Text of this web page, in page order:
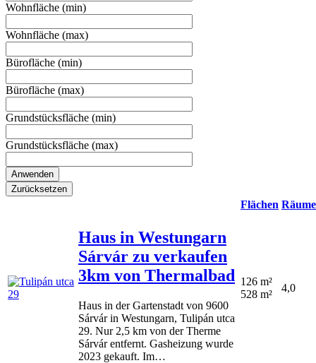
Wohnfläche (min)
Wohnfläche (max)
Bürofläche (min)
Bürofläche (max)
Grundstücksfläche (min)
Grundstücksfläche (max)
Flächen Räume
Haus in Westungarn
Sárvár zu verkaufen
3km von Thermalbad
Haus in der Gartenstadt von 9600
Sárvár in Westungarn, Tulipán utca
29. Nur 2,5 km von der Therme
Sárvár entfernt. Gasheizung wurde
2023 gekauft. Im…
126 m²
528 m²
4,0